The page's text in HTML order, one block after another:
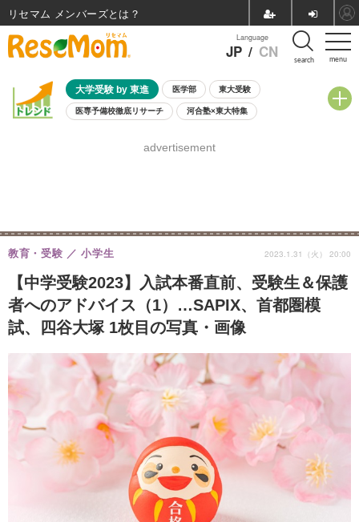
menu
Language
JP / CN search
大学受験 by 東進 医学部 東大受験
医専予備校徹底リサーチ 河合塾×東大特集
8月開催学校説明会・相談会
advertisement
【中学受験2023】入試本番直前、受験生＆保護
者へのアドバイス（1）…SAPIX、首都圏模
試、四谷大塚 1枚目の写真・画像
教育・受験 小学生 2023.1.31（火） 20:00
リセマム メンバーズ